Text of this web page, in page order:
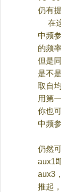
仍有
在
中频
的频
但是
是不
取自
用第
你也
中频
仍然
aux1
aux3
推起